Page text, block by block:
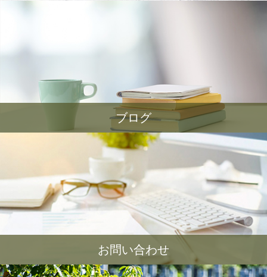
ブログ
お問い合わせ